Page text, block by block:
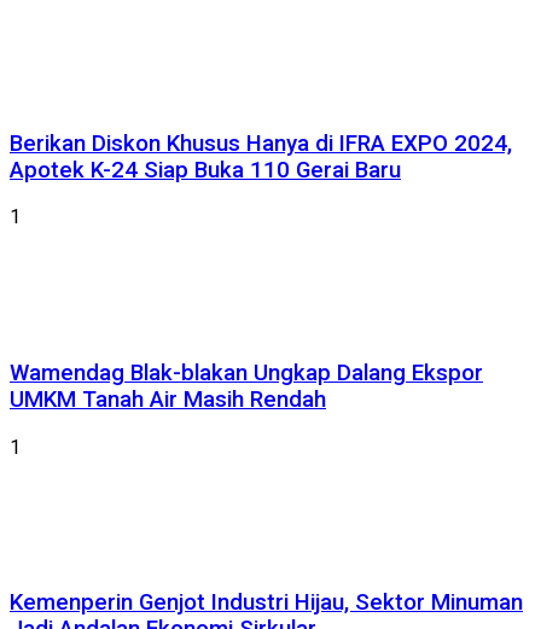
Berikan Diskon Khusus Hanya di IFRA EXPO 2024,
Apotek K-24 Siap Buka 110 Gerai Baru
1
Wamendag Blak-blakan Ungkap Dalang Ekspor
UMKM Tanah Air Masih Rendah
1
Kemenperin Genjot Industri Hijau, Sektor Minuman